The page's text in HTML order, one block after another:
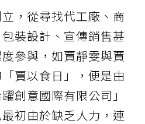
，從尋找代工廠、商
裝設計、宣傳銷售甚
參與，如賈靜雯與賈
賈以食日」，便是由
創意國際有限公司」
初由於缺乏人力，連